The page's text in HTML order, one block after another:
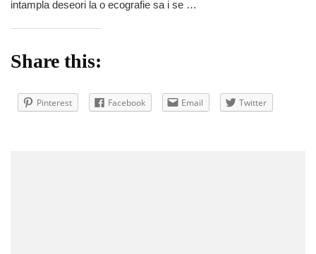
intampla deseori la o ecografie sa i se …
Share this:
Pinterest Facebook Email Twitter